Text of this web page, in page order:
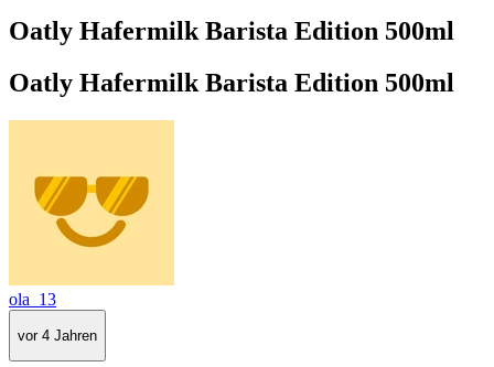
Oatly Hafermilk Barista Edition 500ml
Oatly Hafermilk Barista Edition 500ml
ola_13
vor 4 Jahren